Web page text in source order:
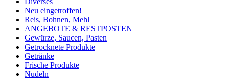
Neu eingetroffen!
Reis, Bohnen, Mehl
ANGEBOTE & RESTPOSTEN
Gewürze, Saucen, Pasten
Getrocknete Produkte
Getränke
Frische Produkte
Nudeln